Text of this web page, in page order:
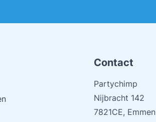
Contact
Partychimp
Nijbracht 142
7821CE, Emmen